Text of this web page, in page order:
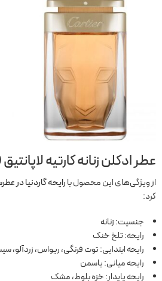
عطر ادکلن زنانه کارتیه
از ویژگی‌های این محصول بارایحه گاردنیا در
کرد:
جنسیت: زنانه
رایحه: تلخ خنک
رایحه ابتدایی: توت فرنگی، ریواس،
رایحه میانی: یاسمن
رایحه پایدار: خزه بلوط، مشک